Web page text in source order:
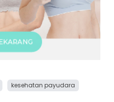
kesehatan payudara